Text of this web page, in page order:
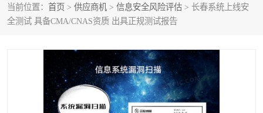
当前位置： 首页 > 供应商机 > 信息安全风险评估 > 长春系统上线安
全测试 具备CMA/CNAS资质 出具正规测试报告
信息安全风险评估 系统性能效率测试